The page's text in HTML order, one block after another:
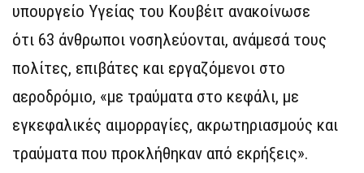
υπουργείο Υγείας του Κουβέιτ ανακοίνωσε
ότι 63 άνθρωποι νοσηλεύονται, ανάμεσά τους
πολίτες, επιβάτες και εργαζόμενοι στο
αεροδρόμιο, «με τραύματα στο κεφάλι, με
εγκεφαλικές αιμορραγίες, ακρωτηριασμούς και
τραύματα που προκλήθηκαν από εκρήξεις».